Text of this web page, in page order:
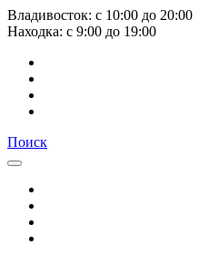
Владивосток: с 10:00 до 20:00
Находка: с 9:00 до 19:00
Поиск